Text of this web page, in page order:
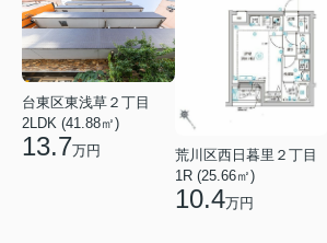
台東区東浅草２丁目
2LDK (41.88㎡)
13.7万円
荒川区西日暮里２丁目
1R (25.66㎡)
10.4万円